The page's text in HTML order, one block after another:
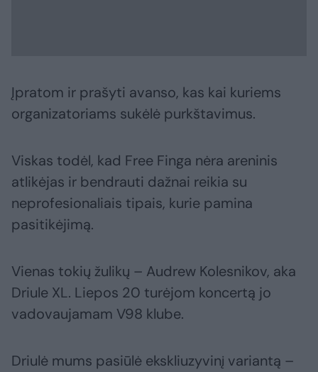
Įpratom ir prašyti avanso, kas kai kuriems
organizatoriams sukėlė purkštavimus.
Viskas todėl, kad Free Finga nėra areninis
atlikėjas ir bendrauti dažnai reikia su
neprofesionaliais tipais, kurie pamina
pasitikėjimą.
Vienas tokių žulikų – Audrew Kolesnikov, aka
Driule XL. Liepos 20 turėjom koncertą jo
vadovaujamam V98 klube.
Driulė mums pasiūlė ekskliuzyvinį variantą –